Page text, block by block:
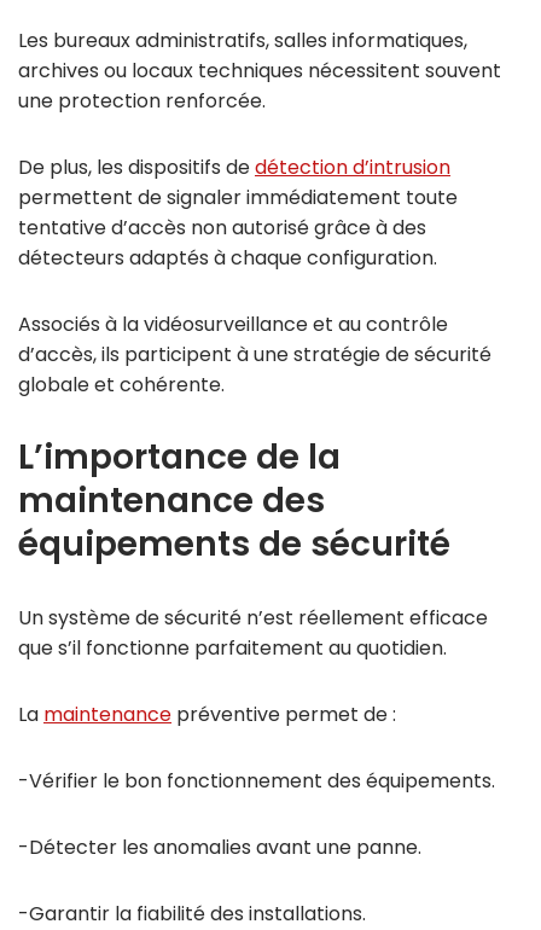
Les bureaux administratifs, salles informatiques,
archives ou locaux techniques nécessitent souvent
une protection renforcée.
De plus, les dispositifs dedétection d’intrusion
permettent de signaler immédiatement toute
tentative d’accès non autorisé grâce à des
détecteurs adaptés à chaque configuration.
Associés à la vidéosurveillance et au contrôle
d’accès, ils participent à une stratégie de sécurité
globale et cohérente.
L’importance de la
maintenance des
équipements de sécurité
Un système de sécurité n’est réellement efficace
que s’il fonctionne parfaitement au quotidien.
La maintenance préventive permet de :
-Vérifier le bon fonctionnement des équipements.
-Détecter les anomalies avant une panne.
-Garantir la fiabilité des installations.